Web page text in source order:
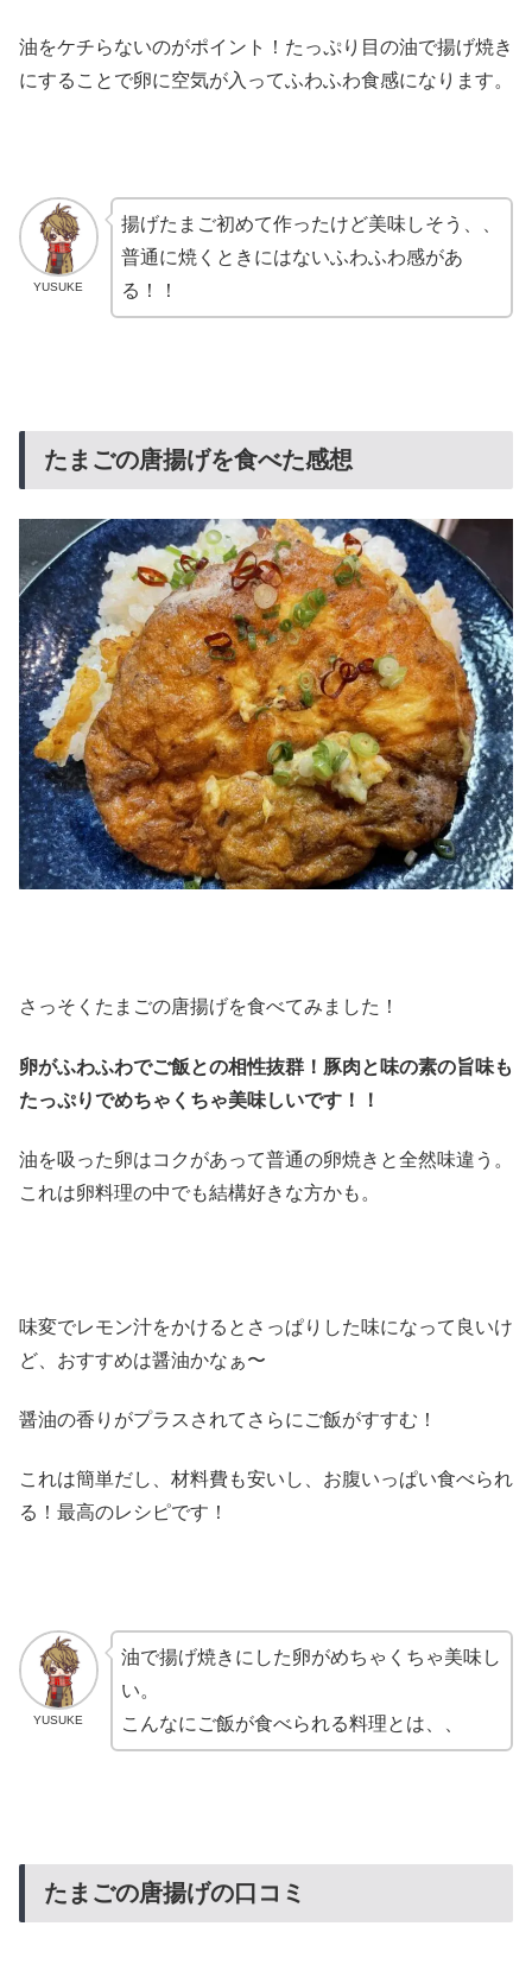
油をケチらないのがポイント！たっぷり目の油で揚げ焼き
にすることで卵に空気が入ってふわふわ食感になります。
YUSUKE
揚げたまご初めて作ったけど美味しそう、、
普通に焼くときにはないふわふわ感があ
る！！
たまごの唐揚げを食べた感想
さっそくたまごの唐揚げを食べてみました！
卵がふわふわでご飯との相性抜群！豚肉と味の素の旨味も
たっぷりでめちゃくちゃ美味しいです！！
油を吸った卵はコクがあって普通の卵焼きと全然味違う。
これは卵料理の中でも結構好きな方かも。
味変でレモン汁をかけるとさっぱりした味になって良いけ
ど、おすすめは醤油かなぁ〜
醤油の香りがプラスされてさらにご飯がすすむ！
これは簡単だし、材料費も安いし、お腹いっぱい食べられ
る！最高のレシピです！
YUSUKE
油で揚げ焼きにした卵がめちゃくちゃ美味し
い。
こんなにご飯が食べられる料理とは、、
たまごの唐揚げの口コミ